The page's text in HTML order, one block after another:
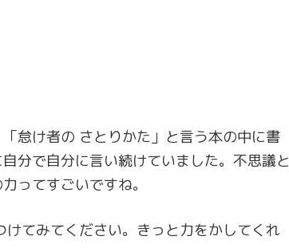
怠け者の さとりかた」と言う本の中に書
分で自分に言い続けていました。不思議と
ってすごいですね。
てみてください。きっと力をかしてくれ